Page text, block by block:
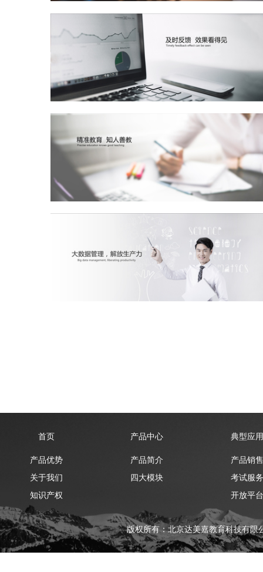
首页
产品优势
关于我们
知识产权
产品中心
产品简介
四大模块
典型应用
产品销售
考试服务
开放平台
版权所有：北京达美嘉教育科技有限